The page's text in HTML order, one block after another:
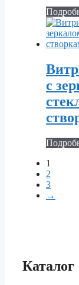
с
1
2
3
→
Каталог